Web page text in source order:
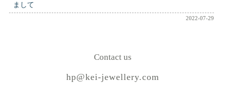
まして
2022-07-29
Contact us
hp@kei-jewellery.com